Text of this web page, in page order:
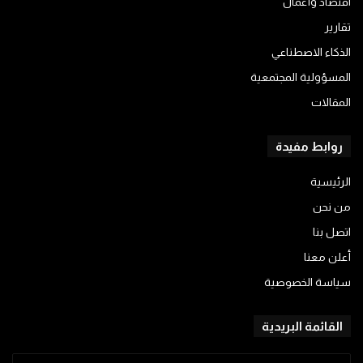
تقارير
الذكاء الاصطناعي
المسؤولية المجتمعية
المقالات
روابط مفيدة
الرئيسية
من نحن
اتصل بنا
أعلن معنا
سياسة الخصوصية
القائمة البريدية